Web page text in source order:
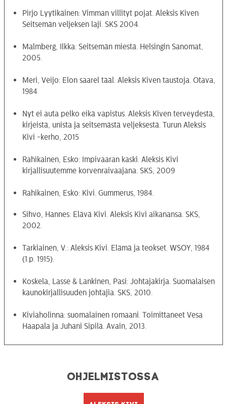
Pirjo Lyytikäinen: Vimman villityt pojat. Aleksis Kiven
Seitsemän veljeksen laji. SKS 2004.
Malmberg, Ilkka: Seitsemän miestä. Helsingin Sanomat,
2005.
Meri, Veijo: Elon saarel tääl. Aleksis Kiven taustoja. Otava,
1984
Nyt ei auta pelko eikä vapistus. Aleksis Kiven terveydestä,
kirjeistä, unista ja seitsemästä veljeksestä. Turun Aleksis
Kivi -kerho, 2015
Rahikainen, Esko: Impivaaran kaski. Aleksis Kivi
kirjallisuutemme korvenraivaajana. SKS, 2009
Rahikainen, Esko: Kivi. Gummerus, 1984.
Sihvo, Hannes: Elävä Kivi. Aleksis Kivi aikanansa. SKS,
2002.
Tarkiainen, V.: Aleksis Kivi. Elämä ja teokset. WSOY, 1984
(1.p. 1915).
Koskela, Lasse & Lankinen, Pasi: Johtajakirja. Suomalaisen
kaunokirjallisuuden johtajia. SKS, 2010.
Kiviaholinna: suomalainen romaani. Toimittaneet Vesa
Haapala ja Juhani Sipilä. Avain, 2013.
Ohjelmistossa